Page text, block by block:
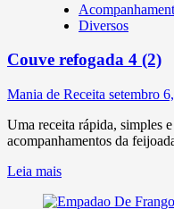
Diversos
Couve refogada 4 (2)
Mania de Receita setembro
Uma receita rápida, simples
acompanhamentos da
Leia mais